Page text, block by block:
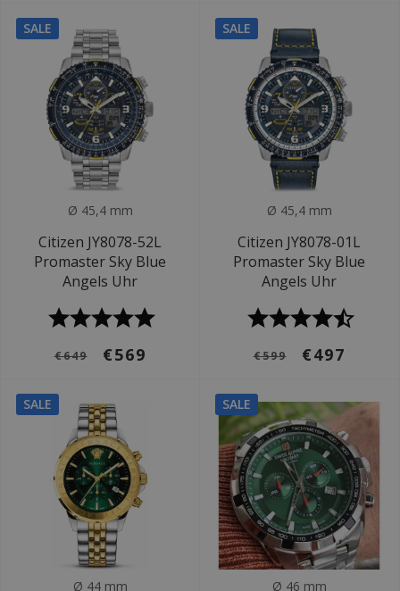
SALE
Ø 45,4 mm
Citizen JY8078-52L
Promaster Sky Blue
Angels Uhr
€649 €569
SALE
Ø 45,4 mm
Citizen JY8078-01L
Promaster Sky Blue
Angels Uhr
€599 €497
SALE
Ø 44 mm
SALE
Ø 46 mm